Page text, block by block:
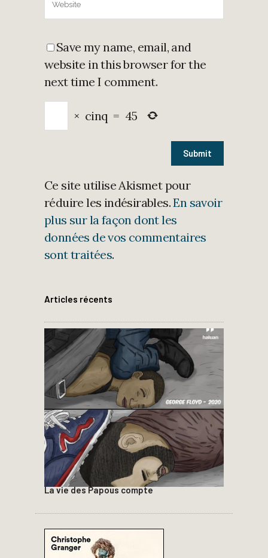
Save my name, email, and
website in this browser for the
next time I comment.
× cinq = 45
Ce site utilise Akismet pour
réduire les indésirables.En savoir
plus sur la façon dont les
données de vos commentaires
sont traitées.
Articles récents
La vie des Papous compte